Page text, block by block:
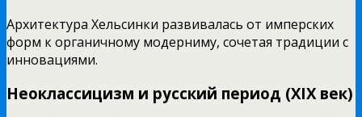
Архитектура Хельсинки развивалась от имперских
форм к органичному модерниму, сочетая традиции с
инновациями.
Неоклассицизм и русский период (XIX век)